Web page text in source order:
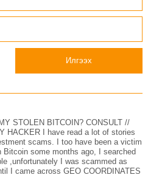
Илгээх
STOLEN BITCOIN? CONSULT //
HACKER I have read a lot of stories
scams. I too have been a victim
some months ago, I searched
,unfortunately I was scammed as
I came across GEO COORDINATES